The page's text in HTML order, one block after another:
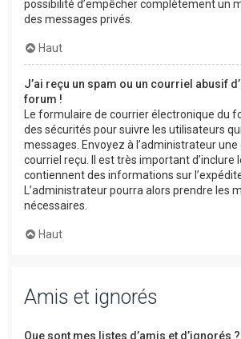
possibilité d’empêcher complètement un
des messages privés.
Haut
J’ai reçu un spam ou un courriel abusif
forum !
Le formulaire de courrier électronique du
des sécurités pour suivre les utilisateurs
messages. Envoyez à l’administrateur
courriel reçu. Il est très important d’inclure
contiennent des informations sur
L’administrateur pourra alors prendre les
nécessaires.
Haut
Amis et ignorés
Que sont mes listes d’amis et d’ignorés ?